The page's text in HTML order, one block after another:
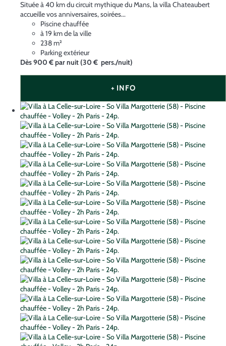
Située à 40 km du circuit mythique du Mans, la villa Chateaubert
accueille vos anniversaires, soirées...
Piscine chauffée
à 19 km de la ville
238 m²
Parking extérieur
Dès900 €par nuit(30 € pers./nuit)
+ INFO